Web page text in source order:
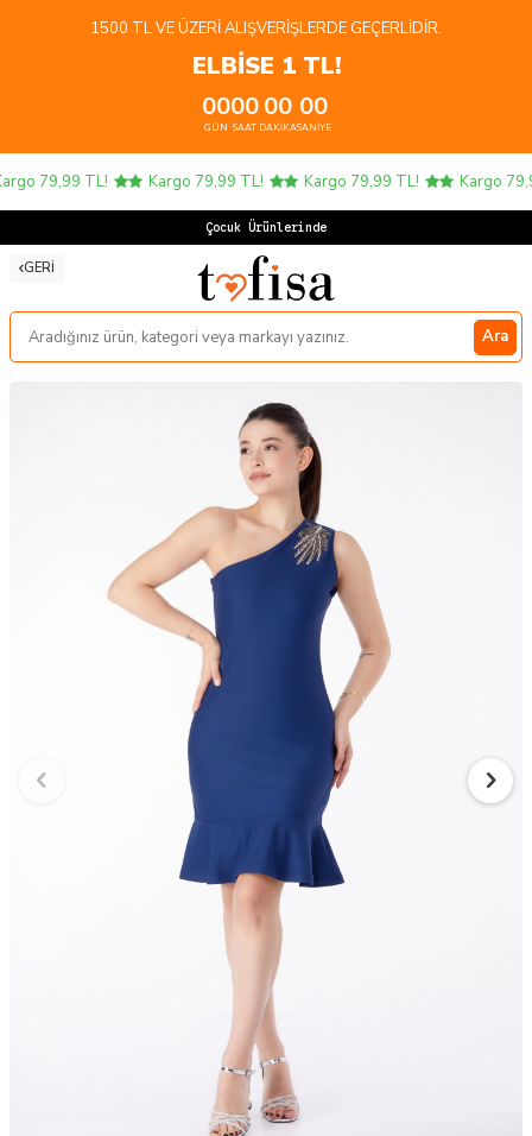
1500 TL VE ÜZERI ALIŞVERIŞLERDE GEÇERLIDIR.
ELBİSE 1 TL!
00
GÜN
00
SAAT
00
DAKIKA
00
SANIYE
79,99 TL! Kargo 79,99 TL! Kargo 79,99 TL! Kargo
Çocuk Ürünlerinde 4
GERI
Ara